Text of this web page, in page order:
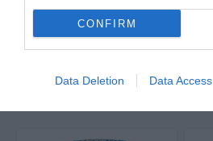
CONFIRM
Data Deletion Data Access
Υλικό Εξομάλυνσης,
Υπερταχείας Ξήρανσης
Γκρι 23kg
17,40 €
ΑΓΟΡΑ